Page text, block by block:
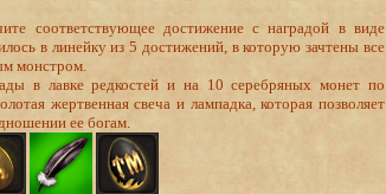
соответствующее достижение с наградой в виде
в линейку из 5 достижений, в которую зачтены все
монстром.
в лавке редкостей и на 10 серебряных монет по
жертвенная свеча и лампадка, которая позволяет
ее богам.